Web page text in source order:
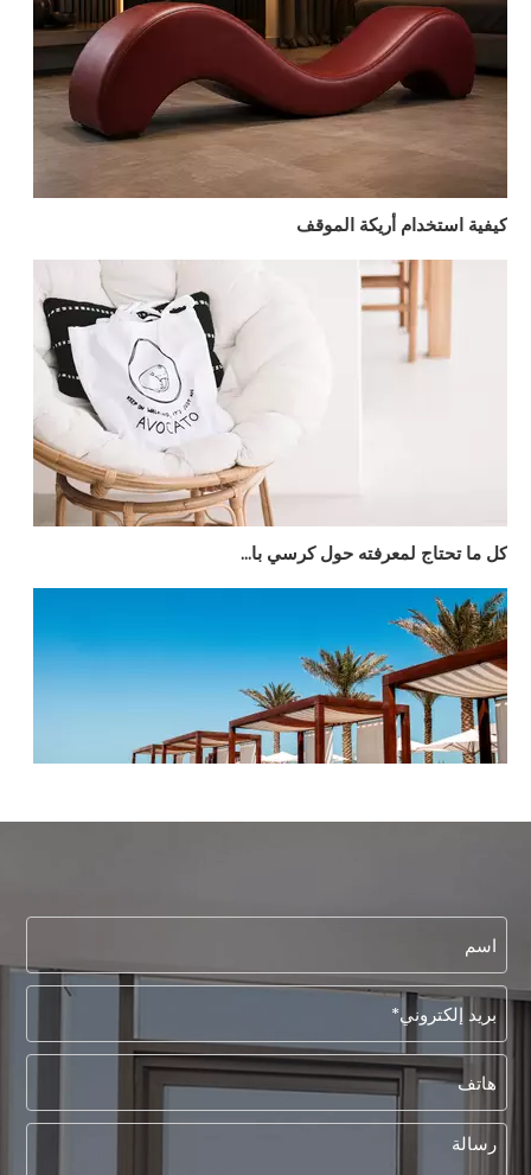
كيفية استخدام أريكة الموقف
كل ما تحتاج لمعرفته حول كرسي باباسان